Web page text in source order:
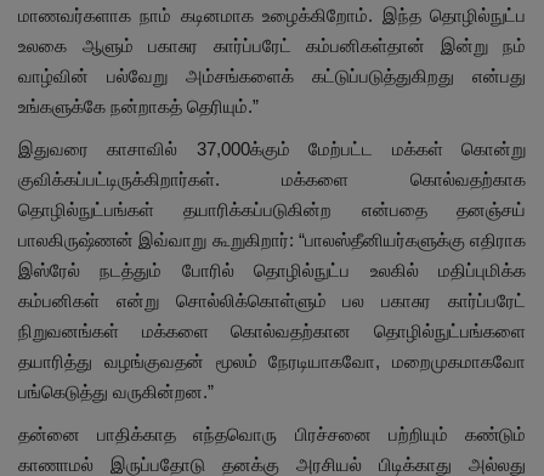
மாணவர்களாக நாம் கடினமாக உழைக்கிறோம். இந்த தொழில்நுட்ப
உலகை ஆளும் பகாசுர கார்ப்பரேட் கம்பனிகள்தான் இன்று நம்
வாழ்வின் பல்வேறு அம்சங்களைக் கட்டுப்படுத்துகிறது என்பது
உங்களுக்கே நன்றாகத் தெரியும்.”
இதுவரை காசாவில் 37,000க்கும் மேற்பட்ட மக்கள் கொன்று
குவிக்கப்பட்டிருக்கிறார்கள். மக்களை கொல்வதற்காக
தொழில்நுட்பங்கள் தயாரிக்கப்படுகின்ற என்பதை தனஞ்சய்
பாலகிருஷ்ணன் இவ்வாறு கூறுகிறார்: “பாலஸ்தீனியர்களுக்கு எதிராக
இஸ்ரேல் நடத்தும் போரில் தொழில்நுட்ப உலகில் மதிப்புமிக்க
கம்பனிகள் என்று சொல்லிக்கொள்ளும் பல பகாசுர கார்ப்பரேட்
நிறுவனங்கள் மக்களை கொல்வதற்கான தொழில்நுட்பங்களை
தயாரித்து வழங்குவதன் மூலம் நேரடியாகவோ, மறைமுகமாகவோ
பங்கெடுத்து வருகின்றன.”
தன்னை பாதிக்காத எந்தவொரு பிரச்சனை பற்றியும் கண்டும்
காணாமல் இருப்பதோடு தனக்கு அரசியல் பிடிக்காது அல்லது